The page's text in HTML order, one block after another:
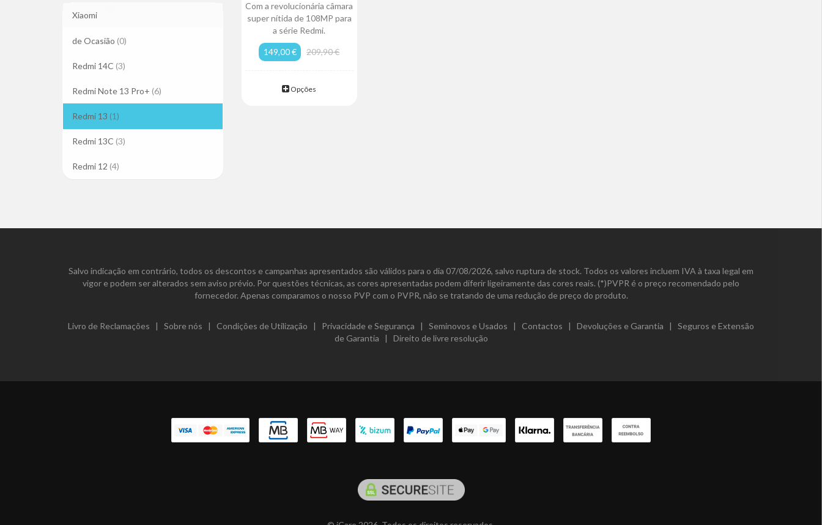
Xiaomi
de Ocasião (0)
Redmi 14C (3)
Redmi Note 13 Pro+ (6)
Redmi 13 (1)
Redmi 13C (3)
Redmi 12 (4)
Com a revolucionária câmara
super nítida de 108MP para
a série Redmi.
149,00 € 209,90 €
Opções
Salvo indicação em contrário, todos os descontos e campanhas apresentados são válidos para o dia 07/08/2026, salvo ruptura de stock. Todos os valores incluem IVA à taxa legal em
vigor e podem ser alterados sem aviso prévio. Por questões técnicas, as cores apresentadas podem diferir ligeiramente das cores reais. (*)PVPR é o preço recomendado pelo
fornecedor. Apenas comparamos o nosso PVP com o PVPR, não se tratando de uma redução de preço do produto.
Livro de Reclamações | Sobre nós | Condições de Utilização | Privacidade e Segurança | Seminovos e Usados | Contactos | Devoluções e Garantia | Seguros e Extensão
de Garantia | Direito de livre resolução